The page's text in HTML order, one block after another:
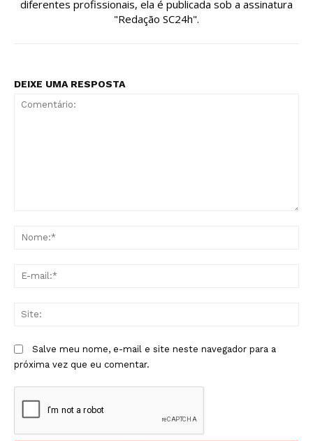
diferentes profissionais, ela é publicada sob a assinatura
"Redação SC24h".
DEIXE UMA RESPOSTA
Salve meu nome, e-mail e site neste navegador para a
próxima vez que eu comentar.